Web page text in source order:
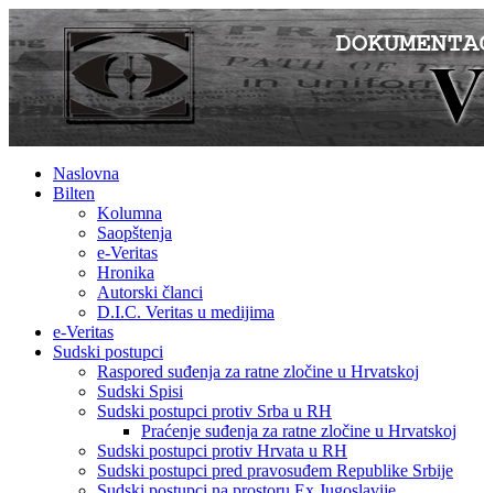
Naslovna
Bilten
Kolumna
Saopštenja
e-Veritas
Hronika
Autorski članci
D.I.C. Veritas u medijima
e-Veritas
Sudski postupci
Raspored suđenja za ratne zločine u Hrvatskoj
Sudski Spisi
Sudski postupci protiv Srba u RH
Praćenje suđenja za ratne zločine u Hrvatskoj
Sudski postupci protiv Hrvata u RH
Sudski postupci pred pravosuđem Republike Srbije